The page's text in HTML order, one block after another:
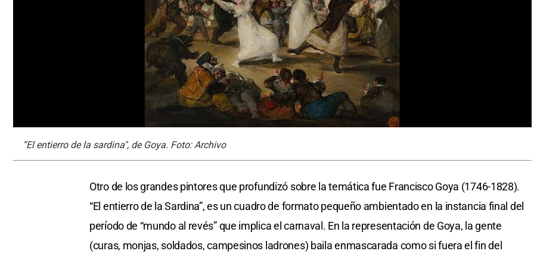
“El entierro de la sardina", de Goya. Foto: Archivo
Otro de los grandes pintores que profundizó sobre la temática fue Francisco Goya (1746-1828).
“El entierro de la Sardina”, es un cuadro de formato pequeño ambientado en la instancia final del
período de “mundo al revés” que implica el carnaval. En la representación de Goya, la gente
(curas, monjas, soldados, campesinos ladrones) baila enmascarada como si fuera el fin del